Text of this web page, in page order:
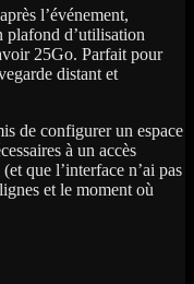
l’événement,
plafond d’utilisation
25Go. Parfait pour
distant et
de configurer un espace
à un accès
que l’interface n’ai pas
et le moment où